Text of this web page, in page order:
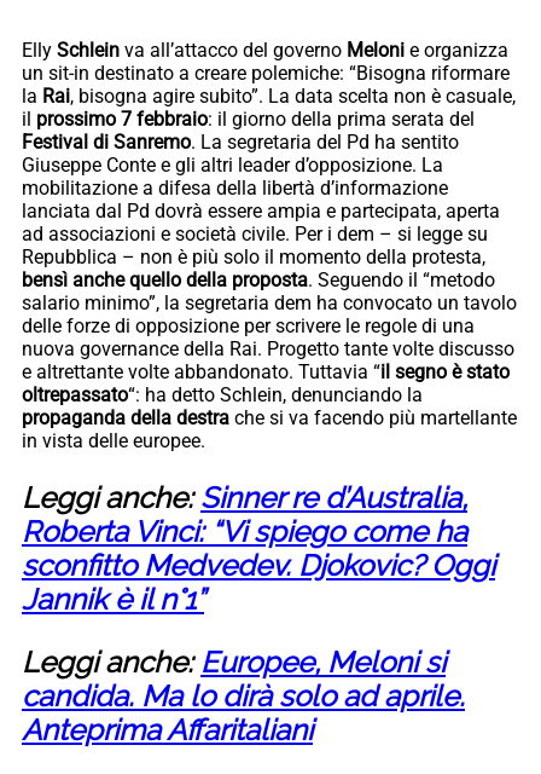
Elly Schlein va all’attacco del governo Meloni e organizza
un sit-in destinato a creare polemiche: “Bisogna riformare
la Rai, bisogna agire subito”. La data scelta non è casuale,
il prossimo 7 febbraio: il giorno della prima serata del
Festival di Sanremo. La segretaria del Pd ha sentito
Giuseppe Conte e gli altri leader d’opposizione. La
mobilitazione a difesa della libertà d’informazione
lanciata dal Pd dovrà essere ampia e partecipata, aperta
ad associazioni e società civile. Per i dem – si legge su
Repubblica – non è più solo il momento della protesta,
bensì anche quello della proposta. Seguendo il “metodo
salario minimo”, la segretaria dem ha convocato un tavolo
delle forze di opposizione per scrivere le regole di una
nuova governance della Rai. Progetto tante volte discusso
e altrettante volte abbandonato. Tuttavia “il segno è stato
oltrepassato“: ha detto Schlein, denunciando la
propaganda della destra che si va facendo più martellante
in vista delle europee.
Leggi anche:Sinner re d’Australia,
Roberta Vinci: “Vi spiego come ha
sconfitto Medvedev. Djokovic? Oggi
Jannik è il n°1”
Leggi anche: Europee, Meloni si
candida. Ma lo dirà solo ad aprile.
Anteprima Affaritaliani